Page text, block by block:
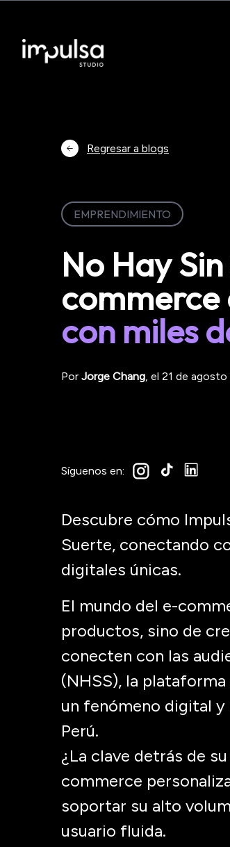
Regresar a blogs
EMPRENDIMIENTO
No Hay
commerce
con miles
Por Jorge Chang, el 21 de agosto
Síguenos en:
Descubre cómo
Suerte, conectando
digitales únicas.
El mundo del e-
productos, sino de
conecten con las
(NHSS), la
un fenómeno digital
Perú.
¿La clave detrás de
commerce
soportar su alto
usuario fluida.